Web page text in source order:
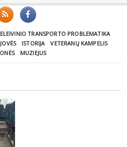
TRANSPORTO PROBLEMATIKA
ISTORIJA
VETERANŲ KAMPELIS
MUZIEJUS